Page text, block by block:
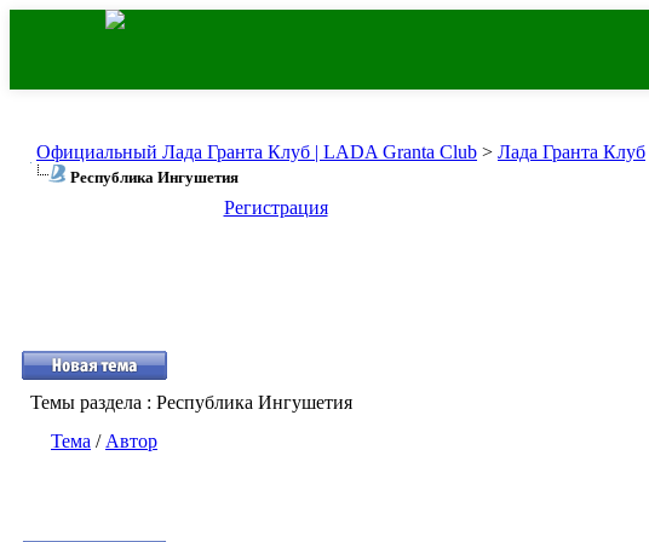
Официальный Лада Гранта Клуб | LADA Granta Club > Лада Гранта Клуб
Республика Ингушетия
Регистрация
Темы раздела : Республика Ингушетия
Тема / Автор